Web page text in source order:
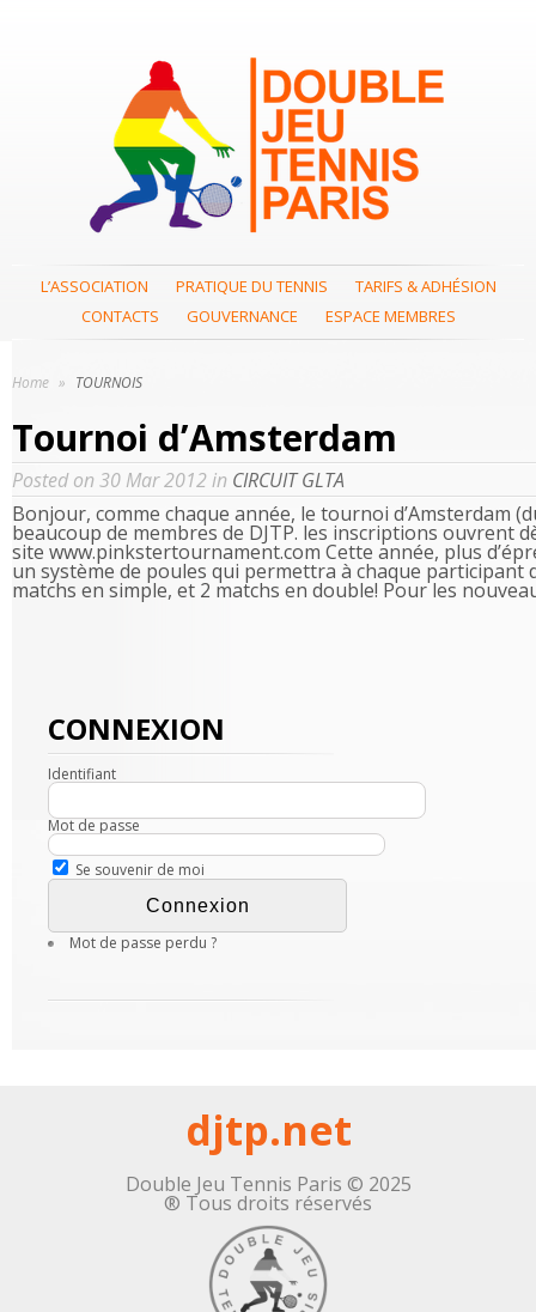
L’ASSOCIATION PRATIQUE DU TENNIS
TARIFS & ADHÉSION
CONTACTS
GOUVERNANCE ESPACE MEMBRES
Home » TOURNOIS
Tournoi d’Amsterdam
Posted on 30 Mar 2012 in CIRCUIT GLTA
Bonjour, comme chaque année, le tournoi d’Amsterdam
beaucoup de membres de DJTP. les inscriptions ouvrent
site www.pinkstertournament.com Cette année, plus
un système de poules qui permettra à chaque participant
matchs en simple, et 2 matchs en double! Pour les
CONNEXION
Identifiant
Mot de passe
Se souvenir de moi
Mot de passe perdu ?
djtp.net
Double Jeu Tennis Paris © 2025
® Tous droits réservés